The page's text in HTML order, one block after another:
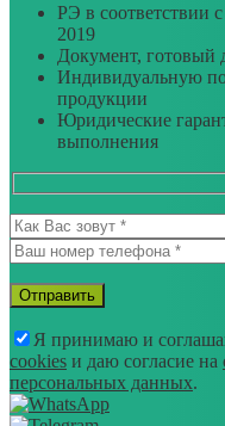
РЭ в
2019
Документ, готовый
Индивидуальную
продукции
Юридические
выполнения
Я принимаю и
cookies и даю согласие на
персональных данных.